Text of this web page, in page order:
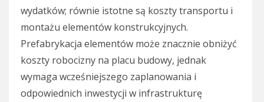
wydatków; równie istotne są koszty transportu i
montażu elementów konstrukcyjnych.
Prefabrykacja elementów może znacznie obniżyć
koszty robocizny na placu budowy, jednak
wymaga wcześniejszego zaplanowania i
odpowiednich inwestycji w infrastrukturę